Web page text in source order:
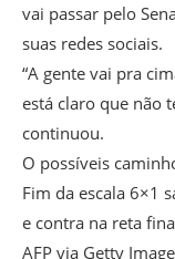
vai passar pelo
suas redes sociais.
“A gente vai pra
está claro que não
continuou.
O possíveis
Fim da escala 6×1
e contra na reta
AFP via Getty